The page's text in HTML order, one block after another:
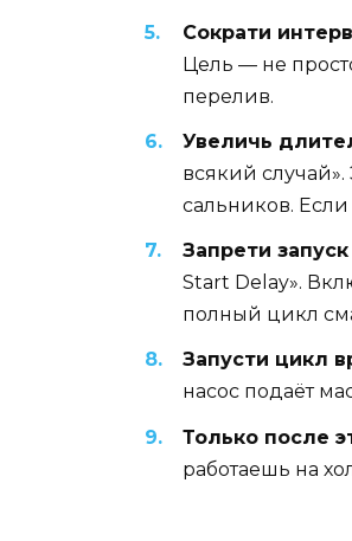
Сократи
Цель — не
перелив.
Увеличь
всякий
сальников.
Запрети
Start Delay».
полный цикл
Запусти цикл
насос подаёт
Только после
работаешь на